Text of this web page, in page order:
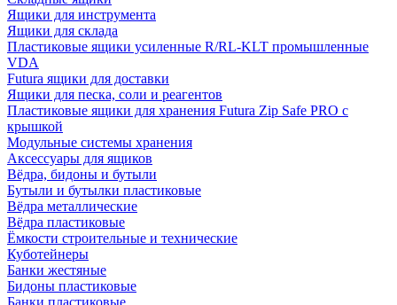
Ящики для инструмента
Ящики для склада
Пластиковые ящики усиленные R/RL-KLT промышленные
VDA
Futura ящики для доставки
Ящики для песка, соли и реагентов
Пластиковые ящики для хранения Futura Zip Safe PRO с
крышкой
Модульные системы хранения
Аксессуары для ящиков
Вёдра, бидоны и бутыли
Бутыли и бутылки пластиковые
Вёдра металлические
Вёдра пластиковые
Ёмкости строительные и технические
Куботейнеры
Банки жестяные
Бидоны пластиковые
Банки пластиковые